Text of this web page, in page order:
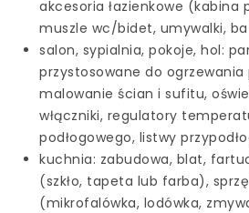
akcesoria łazienkowe (kabina
muszle wc/bidet, umywalki,
salon, sypialnia, pokoje, hol:
przystosowane do ogrzewania
malowanie ścian i sufitu,
włączniki, regulatory
podłogowego, listwy
kuchnia: zabudowa, blat,
(szkło, tapeta lub farba),
(mikrofalówka, lodówka,